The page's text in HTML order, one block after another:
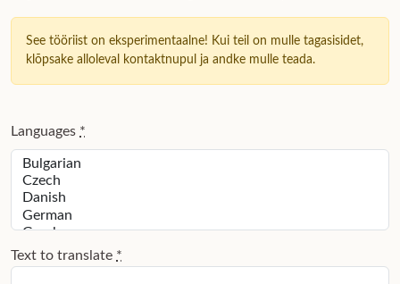
See tööriist on eksperimentaalne! Kui teil on mulle tagasisidet,
klõpsake alloleval kontaktnupul ja andke mulle teada.
Languages *
Text to translate *